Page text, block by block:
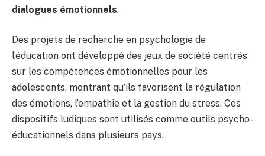
dialogues émotionnels.
Des projets de recherche en psychologie de
l’éducation ont développé des jeux de société centrés
sur les compétences émotionnelles pour les
adolescents, montrant qu’ils favorisent la régulation
des émotions, l’empathie et la gestion du stress. Ces
dispositifs ludiques sont utilisés comme outils psycho-
éducationnels dans plusieurs pays.